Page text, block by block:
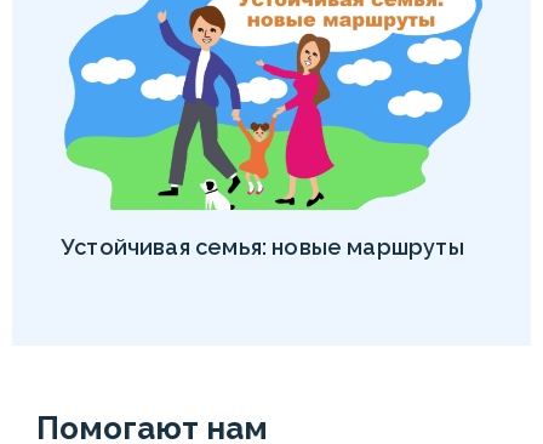
Устойчивая семья: новые маршруты
Помогают нам